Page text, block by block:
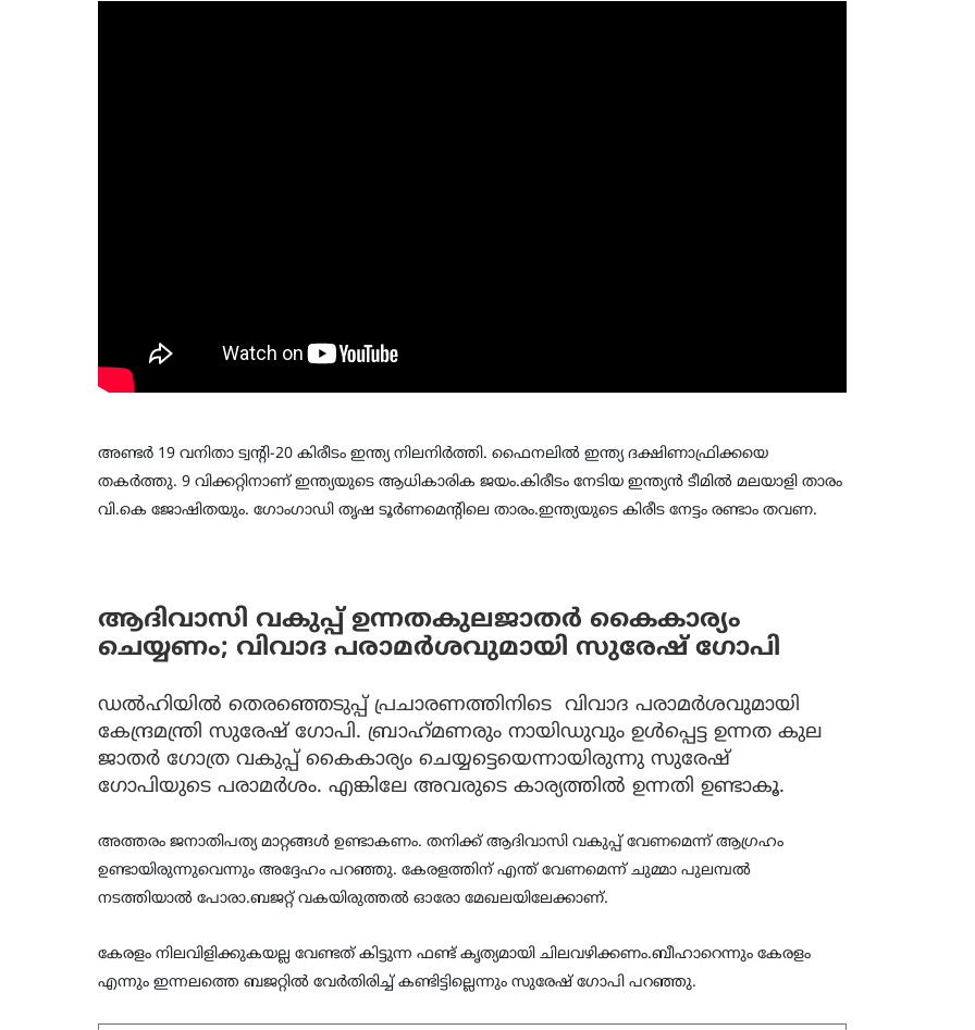
അണ്ടര്‍ 19 വനിതാ ട്വന്റി-20 കിരീടം ഇന്ത്യ നിലനിര്‍ത്തി. ഫൈനലില്‍ ഇന്ത്യ ദക്ഷിണാഫ്രിക്കയെ
തകര്‍ത്തു. 9 വിക്കറ്റിനാണ് ഇന്ത്യയുടെ ആധികാരിക ജയം.കിരീടം നേടിയ ഇന്ത്യന്‍ ടീമില്‍ മലയാളി താരം
വി.കെ ജോഷിതയും. ഗോംഗാഡി തൃഷ ടൂർണമെന്റിലെ താരം.ഇന്ത്യയുടെ കിരീട നേട്ടം രണ്ടാം തവണ.
ആദിവാസി വകുപ്പ് ഉന്നതകുലജാതര്‍ കൈകാര്യം
ചെയ്യണം; വിവാദ പരാമര്‍ശവുമായി സുരേഷ് ഗോപി
ഡല്‍ഹിയില്‍ തെരഞ്ഞെടുപ്പ് പ്രചാരണത്തിനിടെ വിവാദ പരാമര്‍ശവുമായി
കേന്ദ്രമന്ത്രി സുരേഷ് ഗോപി. ബ്രാഹ്‌മണരും നായിഡുവും ഉള്‍പ്പെട്ട ഉന്നത കുല
ജാതര്‍ ഗോത്ര വകുപ്പ് കൈകാര്യം ചെയ്യട്ടെയെന്നായിരുന്നു സുരേഷ്
ഗോപിയുടെ പരാമര്‍ശം. എങ്കിലേ അവരുടെ കാര്യത്തില്‍ ഉന്നതി ഉണ്ടാകൂ.
അത്തരം ജനാതിപത്യ മാറ്റങ്ങള്‍ ഉണ്ടാകണം. തനിക്ക് ആദിവാസി വകുപ്പ് വേണമെന്ന് ആഗ്രഹം
ഉണ്ടായിരുന്നുവെന്നും അദ്ദേഹം പറഞ്ഞു. കേരളത്തിന് എന്ത് വേണമെന്ന് ചുമ്മാ പുലമ്പല്‍
നടത്തിയാൽ പോരാ.ബജറ്റ് വകയിരുത്തല്‍ ഓരോ മേഖലയിലേക്കാണ്.
കേരളം നിലവിളിക്കുകയല്ല വേണ്ടത് കിട്ടുന്ന ഫണ്ട് കൃത്യമായി ചിലവഴിക്കണം.ബീഹാറെന്നും കേരളം
എന്നും ഇന്നലത്തെ ബജറ്റില്‍ വേര്‍തിരിച്ച് കണ്ടിട്ടില്ലെന്നും സുരേഷ് ഗോപി പറഞ്ഞു.